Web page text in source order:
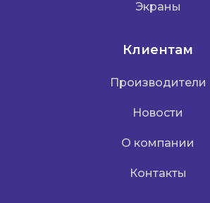
Экраны
Клиентам
Производители
Новости
О компании
Контакты